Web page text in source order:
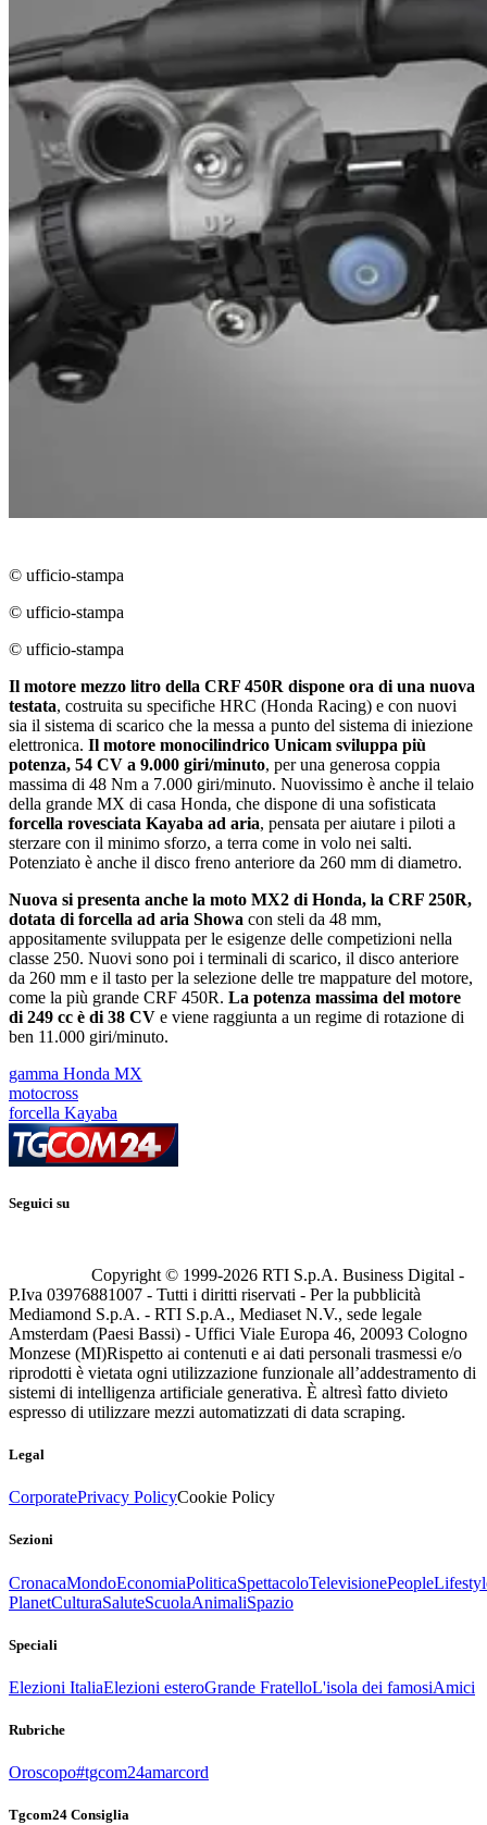
© ufficio-stampa
© ufficio-stampa
© ufficio-stampa
Il motore mezzo litro della CRF 450R dispone ora di una nuova
testata, costruita su specifiche HRC (Honda Racing) e con nuovi
sia il sistema di scarico che la messa a punto del sistema di iniezione
elettronica. Il motore monocilindrico Unicam sviluppa più
potenza, 54 CV a 9.000 giri/minuto, per una generosa coppia
massima di 48 Nm a 7.000 giri/minuto. Nuovissimo è anche il telaio
della grande MX di casa Honda, che dispone di una sofisticata
forcella rovesciata Kayaba ad aria, pensata per aiutare i piloti a
sterzare con il minimo sforzo, a terra come in volo nei salti.
Potenziato è anche il disco freno anteriore da 260 mm di diametro.
Nuova si presenta anche la moto MX2 di Honda, la CRF 250R,
dotata di forcella ad aria Showa con steli da 48 mm,
appositamente sviluppata per le esigenze delle competizioni nella
classe 250. Nuovi sono poi i terminali di scarico, il disco anteriore
da 260 mm e il tasto per la selezione delle tre mappature del motore,
come la più grande CRF 450R. La potenza massima del motore
di 249 cc è di 38 CV e viene raggiunta a un regime di rotazione di
ben 11.000 giri/minuto.
gamma Honda MX
motocross
forcella Kayaba
Seguici su
Copyright © 1999-2026 RTI S.p.A. Business Digital -
P.Iva 03976881007 - Tutti i diritti riservati - Per la pubblicità
Mediamond S.p.A. - RTI S.p.A., Mediaset N.V., sede legale
Amsterdam (Paesi Bassi) - Uffici Viale Europa 46, 20093 Cologno
Monzese (MI)Rispetto ai contenuti e ai dati personali trasmessi e/o
riprodotti è vietata ogni utilizzazione funzionale all’addestramento di
sistemi di intelligenza artificiale generativa. È altresì fatto divieto
espresso di utilizzare mezzi automatizzati di data scraping.
Legal
CorporatePrivacy PolicyCookie Policy
Sezioni
CronacaMondoEconomiaPoliticaSpettacoloTelevisionePeople
PlanetCulturaSaluteScuolaAnimaliSpazio
Speciali
Elezioni ItaliaElezioni esteroGrande FratelloL'isola dei famosiAmici
Rubriche
Oroscopo#tgcom24amarcord
Tgcom24 Consiglia